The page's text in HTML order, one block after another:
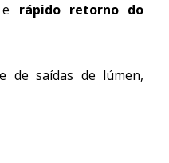
rápido retorno do
de saídas de lúmen,